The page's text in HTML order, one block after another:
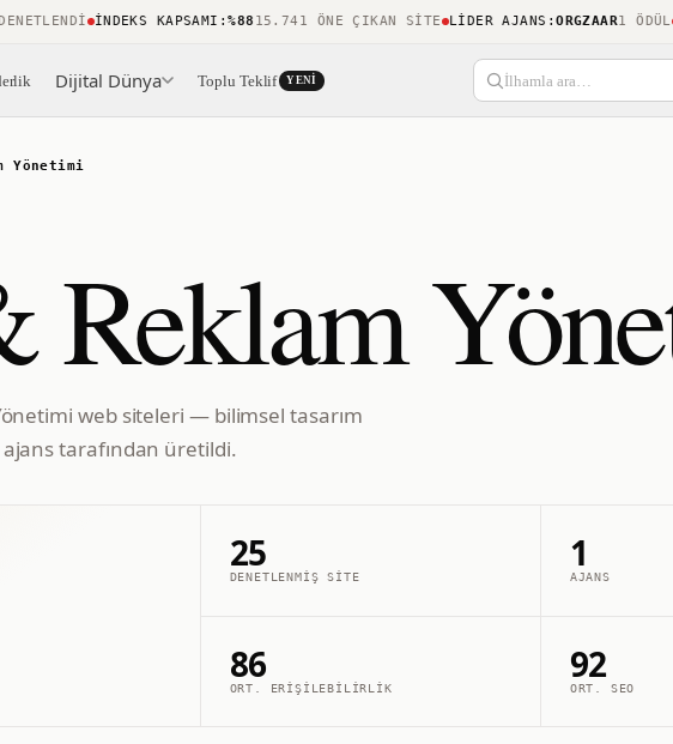
İNDEKS KAPSAMI:%8815.741 ÖNE ÇIKAN SITE LIDER AJANS:ORGZAAR1 ÖDÜL
Dijital Dünya Toplu Teklif YENI İlhamla ara…
Yönetimi
Reklam
web siteleri — bilimsel tasarım
tarafından üretildi.
25
DENETLENMIŞ SITE
1
AJANS
86
ORT. ERIŞILEBILIRLIK
92
ORT. SEO